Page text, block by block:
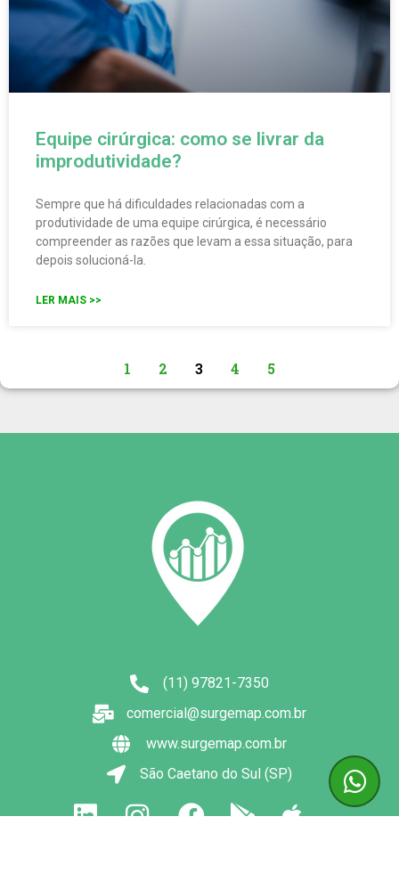
Equipe cirúrgica: como se livrar da
improdutividade?
Sempre que há dificuldades relacionadas com a
produtividade de uma equipe cirúrgica, é necessário
compreender as razões que levam a essa situação, para
depois solucioná-la.
LER MAIS >>
1 2 3 4 5
(11) 97821-7350
comercial@surgemap.com.br
www.surgemap.com.br
São Caetano do Sul (SP)